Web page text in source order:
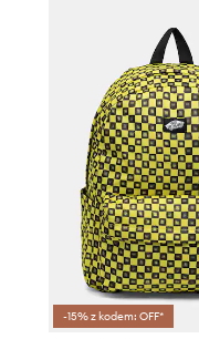
-15% z kodem: OFF*